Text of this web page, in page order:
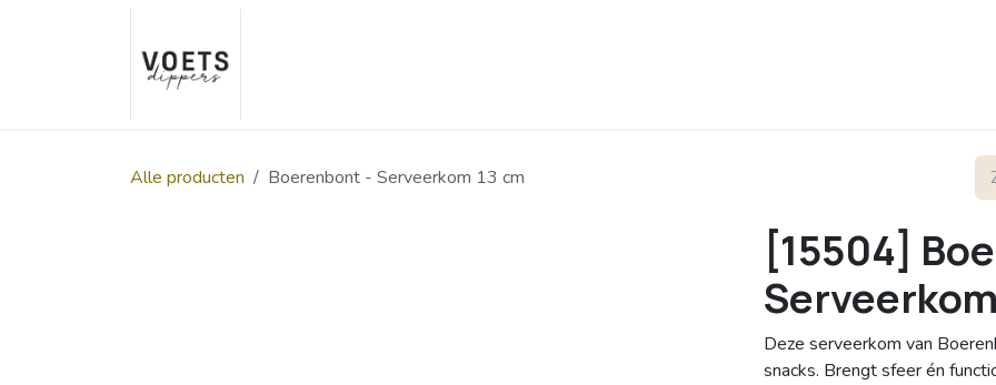
Overslaan naar inhoud
Alle producten Boerenbont - Serveerkom 13 cm
[15504]
Deze serveerkom van
snacks. Brengt sfeer én